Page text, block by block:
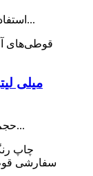
استفاده: آبجو/آبمیوه/نوشیدنی/نوشابه پکیج...
حجم: 310 میلی لیتر درب قوطی: آسان...